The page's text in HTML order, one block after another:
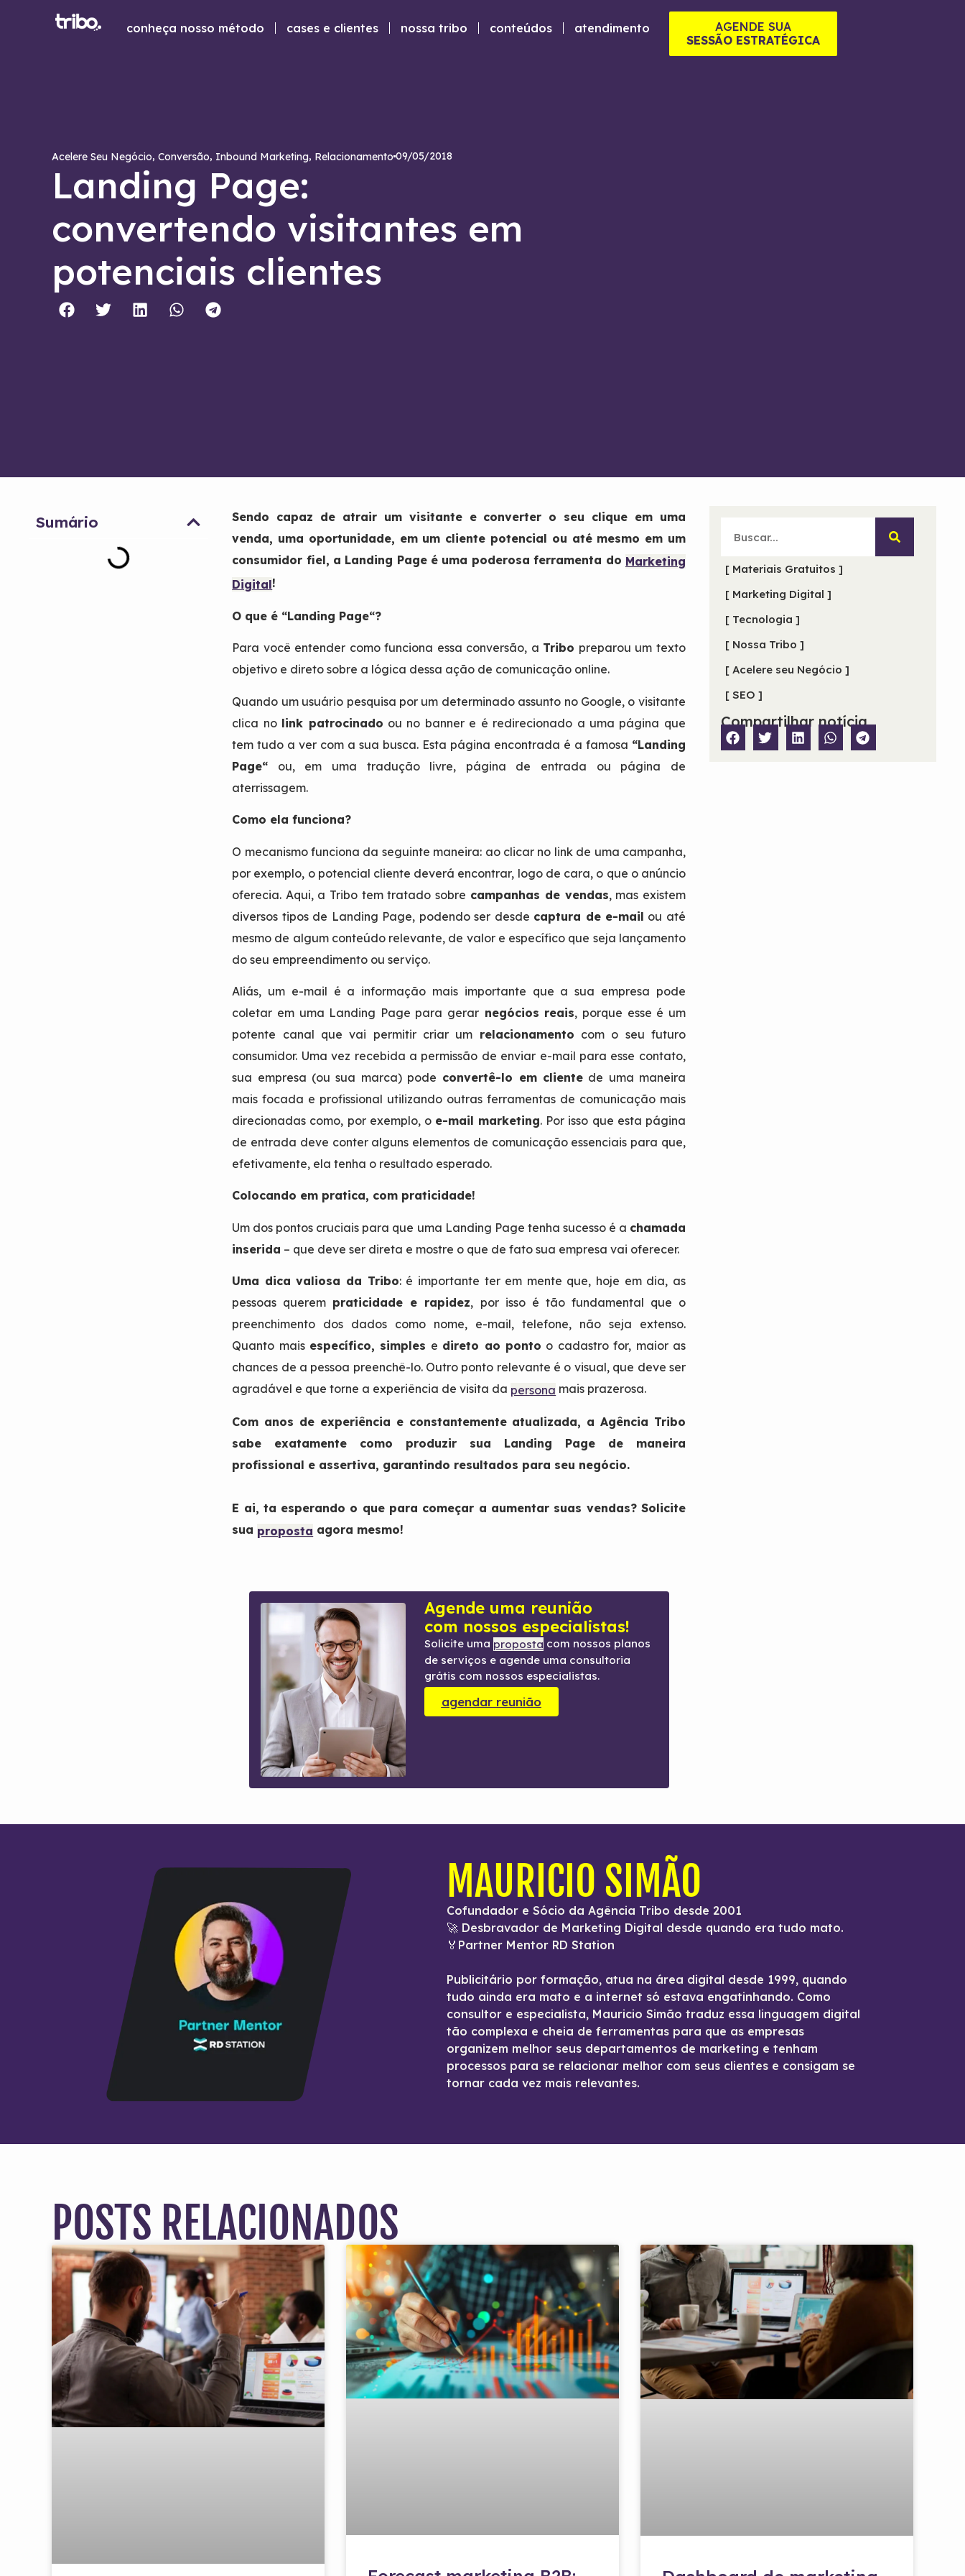
conheça nosso método cases e clientes nossa tribo conteúdos atendimento
AGENDE SUA
SESSÃO ESTRATÉGICA
Acelere Seu Negócio, Conversão, Inbound Marketing, Relacionamento 09/05/2018
Landing Page:
convertendo visitantes em
potenciais clientes
Sumário
Sendo capaz de atrair um visitante e converter o seu clique em uma
venda, uma oportunidade, em um cliente potencial ou até mesmo em um
consumidor fiel, a Landing Page é uma poderosa ferramenta do Marketing
Digital!
O que é “Landing Page“?
Para você entender como funciona essa conversão, a Tribo preparou um texto
objetivo e direto sobre a lógica dessa ação de comunicação online.
Quando um usuário pesquisa por um determinado assunto no Google, o visitante
clica no link patrocinado ou no banner e é redirecionado a uma página que
tem tudo a ver com a sua busca. Esta página encontrada é a famosa “Landing
Page“ ou, em uma tradução livre, página de entrada ou página de
aterrissagem.
Como ela funciona?
O mecanismo funciona da seguinte maneira: ao clicar no link de uma campanha,
por exemplo, o potencial cliente deverá encontrar, logo de cara, o que o anúncio
oferecia. Aqui, a Tribo tem tratado sobre campanhas de vendas, mas existem
diversos tipos de Landing Page, podendo ser desde captura de e-mail ou até
mesmo de algum conteúdo relevante, de valor e específico que seja lançamento
do seu empreendimento ou serviço.
Aliás, um e-mail é a informação mais importante que a sua empresa pode
coletar em uma Landing Page para gerar negócios reais, porque esse é um
potente canal que vai permitir criar um relacionamento com o seu futuro
consumidor. Uma vez recebida a permissão de enviar e-mail para esse contato,
sua empresa (ou sua marca) pode convertê-lo em clientede uma maneira
mais focada e profissional utilizando outras ferramentas de comunicação mais
direcionadas como, por exemplo, o e-mail marketing. Por isso que esta página
de entrada deve conter alguns elementos de comunicação essenciais para que,
efetivamente, ela tenha o resultado esperado.
Colocando em pratica, com praticidade!
Um dos pontos cruciais para que uma Landing Page tenha sucesso é a chamada
inserida – que deve ser direta e mostre o que de fato sua empresa vai oferecer.
Uma dica valiosa da Tribo: é importante ter em mente que, hoje em dia, as
pessoas querem praticidade e rapidez, por isso é tão fundamental que o
preenchimento dos dados como nome, e-mail, telefone, não seja extenso.
Quanto mais específico, simples e direto ao ponto o cadastro for, maior as
chances de a pessoa preenchê-lo. Outro ponto relevante é o visual, que deve ser
agradável e que torne a experiência de visita da persona mais prazerosa.
Com anos de experiência e constantemente atualizada, a Agência Tribo
sabe exatamente como produzir sua Landing Page de maneira
profissional e assertiva, garantindo resultados para seu negócio.
E ai, ta esperando o que para começar a aumentar suas vendas? Solicite
sua proposta agora mesmo!
Agende uma reunião
com nossos especialistas!
Solicite uma proposta com nossos planos
de serviços e agende uma consultoria
grátis com nossos especialistas.
agendar reunião
[ Materiais Gratuitos ]
[ Marketing Digital ]
[ Tecnologia ]
[ Nossa Tribo ]
[ Acelere seu Negócio ]
[ SEO ]
Compartilhar notícia
MAURICIO SIMÃO
Cofundador e Sócio da Agência Tribo desde 2001
🚀 Desbravador de Marketing Digital desde quando era tudo mato.
🏅Partner Mentor RD Station
Publicitário por formação, atua na área digital desde 1999, quando
tudo ainda era mato e a internet só estava engatinhando. Como
consultor e especialista, Mauricio Simão traduz essa linguagem digital
tão complexa e cheia de ferramentas para que as empresas
organizem melhor seus departamentos de marketing e tenham
processos para se relacionar melhor com seus clientes e consigam se
tornar cada vez mais relevantes.
POSTS RELACIONADOS